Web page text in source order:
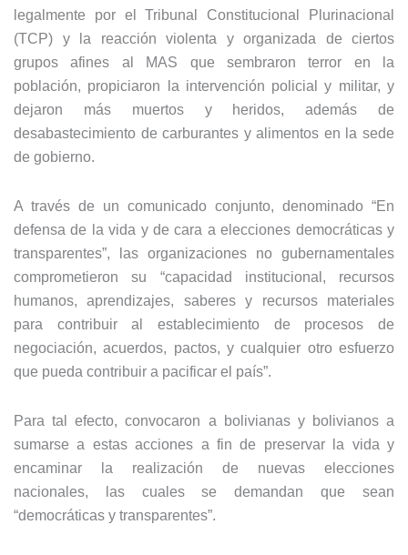
legalmente por el Tribunal Constitucional Plurinacional
(TCP) y la reacción violenta y organizada de ciertos
grupos afines al MAS que sembraron terror en la
población, propiciaron la intervención policial y militar, y
dejaron más muertos y heridos, además de
desabastecimiento de carburantes y alimentos en la sede
de gobierno.
A través de un comunicado conjunto, denominado “En
defensa de la vida y de cara a elecciones democráticas y
transparentes”, las organizaciones no gubernamentales
comprometieron su “capacidad institucional, recursos
humanos, aprendizajes, saberes y recursos materiales
para contribuir al establecimiento de procesos de
negociación, acuerdos, pactos, y cualquier otro esfuerzo
que pueda contribuir a pacificar el país”.
Para tal efecto, convocaron a bolivianas y bolivianos a
sumarse a estas acciones a fin de preservar la vida y
encaminar la realización de nuevas elecciones
nacionales, las cuales se demandan que sean
“democráticas y transparentes”.